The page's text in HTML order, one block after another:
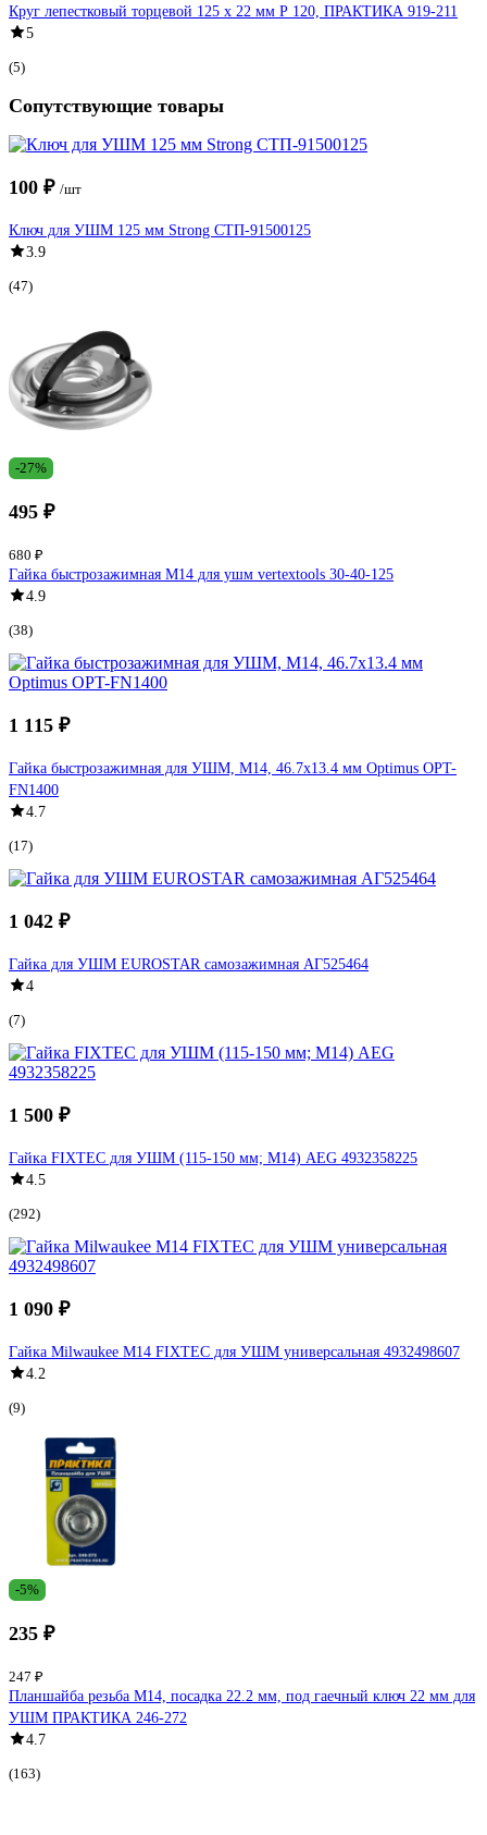
Круг лепестковый торцевой 125 х 22 мм Р 120, ПРАКТИКА 919-211
5
(5)
Сопутствующие товары
100 ₽ /шт
Ключ для УШМ 125 мм Strong СТП-91500125
3.9
(47)
-27%
495 ₽
680 ₽
Гайка быстрозажимная M14 для ушм vertextools 30-40-125
4.9
(38)
1 115 ₽
Гайка быстрозажимная для УШМ, М14, 46.7x13.4 мм Optimus OPT-
FN1400
4.7
(17)
1 042 ₽
Гайка для УШМ EUROSTAR самозажимная АГ525464
4
(7)
1 500 ₽
Гайка FIXTEC для УШМ (115-150 мм; М14) AEG 4932358225
4.5
(292)
1 090 ₽
Гайка Milwaukee M14 FIXTEC для УШМ универсальная 4932498607
4.2
(9)
-5%
235 ₽
247 ₽
Планшайба резьба М14, посадка 22.2 мм, под гаечный ключ 22 мм для
УШМ ПРАКТИКА 246-272
4.7
(163)